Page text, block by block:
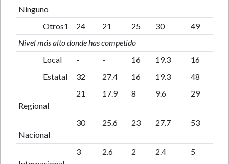
Ninguno
Otros1 24 21 25 30
49
Nivel más alto donde has competido
Local
- - 16 19.3
16
Estatal
32 27.4 16 19.3 48
Regional
21 17.9 8 9.6 29
Nacional
30 25.6 23 27.7 53
3 2.6 2 2.4 5